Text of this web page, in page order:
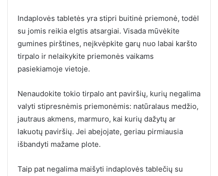
Indaplovės tabletės yra stipri buitinė priemonė, todėl
su jomis reikia elgtis atsargiai. Visada mūvėkite
gumines pirštines, neįkvėpkite garų nuo labai karšto
tirpalo ir nelaikykite priemonės vaikams
pasiekiamoje vietoje.
Nenaudokite tokio tirpalo ant paviršių, kurių negalima
valyti stipresnėmis priemonėmis: natūralaus medžio,
jautraus akmens, marmuro, kai kurių dažytų ar
lakuotų paviršių. Jei abejojate, geriau pirmiausia
išbandyti mažame plote.
Taip pat negalima maišyti indaplovės tablečių su